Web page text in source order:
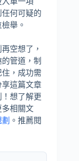
何可疑的
舉。
空想了，
管道，制
，成功需
這篇文章
！想了解更
多相關文
。推薦閱